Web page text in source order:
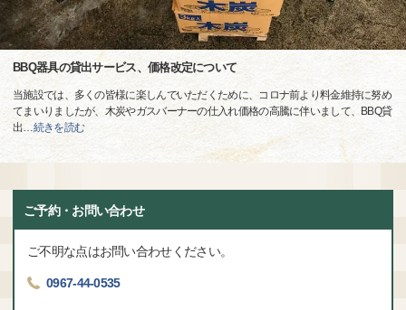
BBQ器具の貸出サービス、価格改定について
当施設では、多くの皆様に楽しんでいただくために、コロナ前より料金維持に努め
てまいりましたが、木炭やガスバーナーの仕入れ価格の高騰に伴いまして、BBQ貸
出
続きを読む
ご予約・お問い合わせ
ご不明な点はお問い合わせください。
0967-44-0535